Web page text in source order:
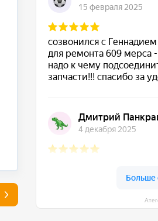
также провести
Работы были
использовали
выполненные работы.
стабильно, никаких
Большое спасибо за
★ ★ ★ ★ ★
Сергей Подрубный
25 августа 2025